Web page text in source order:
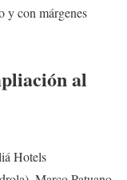
y con márgenes
al
Hotels